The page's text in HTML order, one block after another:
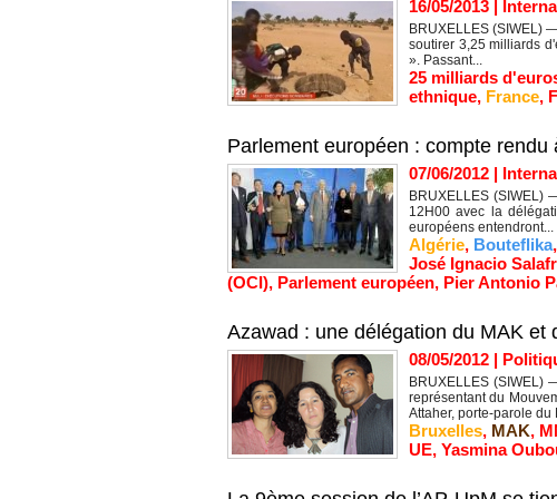
16/05/2013
BRUXELLES (SIWEL)
soutirer 3,25 milliards
». Passant...
25 milliards
ethnique, France,
Parlement européen : compte
07/06/2012 |
BRUXELLES (SIWEL)
12H00 avec la
européens entendront...
Algérie, Bouteflika,
José Ignacio
(OCI), Parlement européen, Pier Antonio
Azawad : une délégation du MAK et
08/05/2012 |
BRUXELLES (SIWEL)
représentant du
Attaher, porte-parole du
Bruxelles, MAK,
UE, Yasmina